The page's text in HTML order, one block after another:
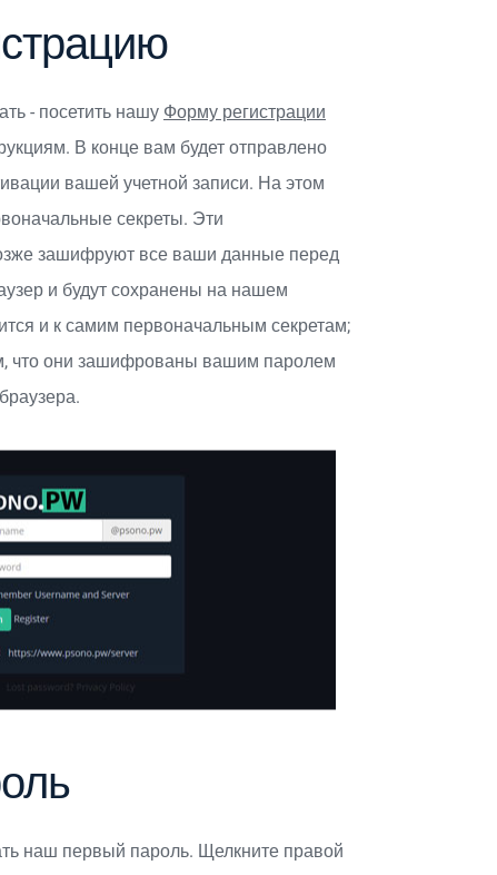
- посетить нашу Форму регистрации
В конце вам будет отправлено
вашей учетной записи. На этом
секреты. Эти
зашифруют все ваши данные перед
и будут сохранены на нашем
и к самим первоначальным секретам;
что они зашифрованы вашим паролем
наш первый пароль. Щелкните правой